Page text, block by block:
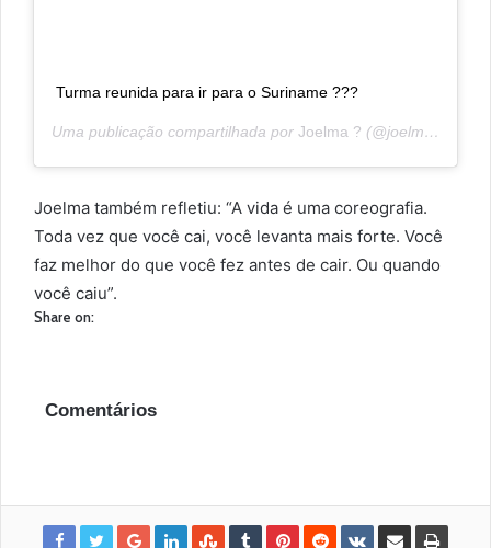
Turma reunida para ir para o Suriname ???
Uma publicação compartilhada por Joelma ? (@joelmaareal) em
Joelma também refletiu: “A vida é uma coreografia.
Toda vez que você cai, você levanta mais forte. Você
faz melhor do que você fez antes de cair. Ou quando
você caiu”.
Share on:
Comentários